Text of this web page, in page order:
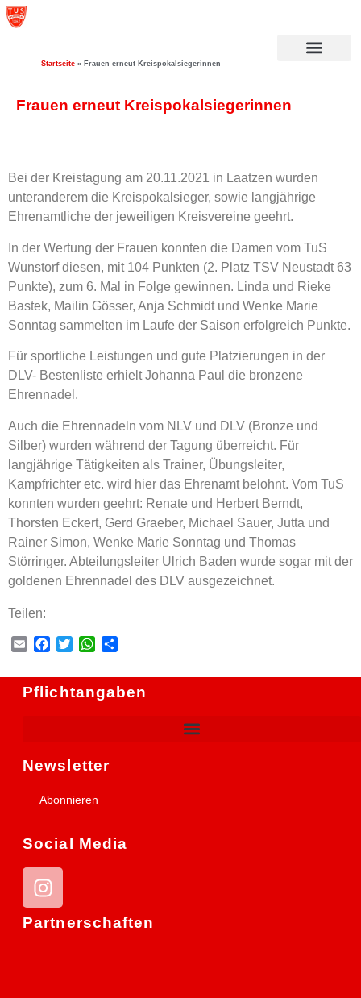
Startseite » Frauen erneut Kreispokalsiegerinnen
Frauen erneut Kreispokalsiegerinnen
Bei der Kreistagung am 20.11.2021 in Laatzen wurden
unteranderem die Kreispokalsieger, sowie langjährige
Ehrenamtliche der jeweiligen Kreisvereine geehrt.
In der Wertung der Frauen konnten die Damen vom TuS
Wunstorf diesen, mit 104 Punkten (2. Platz TSV Neustadt 63
Punkte), zum 6. Mal in Folge gewinnen. Linda und Rieke
Bastek, Mailin Gösser, Anja Schmidt und Wenke Marie
Sonntag sammelten im Laufe der Saison erfolgreich Punkte.
Für sportliche Leistungen und gute Platzierungen in der
DLV- Bestenliste erhielt Johanna Paul die bronzene
Ehrennadel.
Auch die Ehrennadeln vom NLV und DLV (Bronze und
Silber) wurden während der Tagung überreicht. Für
langjährige Tätigkeiten als Trainer, Übungsleiter,
Kampfrichter etc. wird hier das Ehrenamt belohnt. Vom TuS
konnten wurden geehrt: Renate und Herbert Berndt,
Thorsten Eckert, Gerd Graeber, Michael Sauer, Jutta und
Rainer Simon, Wenke Marie Sonntag und Thomas
Störringer. Abteilungsleiter Ulrich Baden wurde sogar mit der
goldenen Ehrennadel des DLV ausgezeichnet.
Teilen:
EmailFacebook
TwitterWhatsApp
Pflichtangaben
Newsletter
Abonnieren
Social Media
Partnerschaften